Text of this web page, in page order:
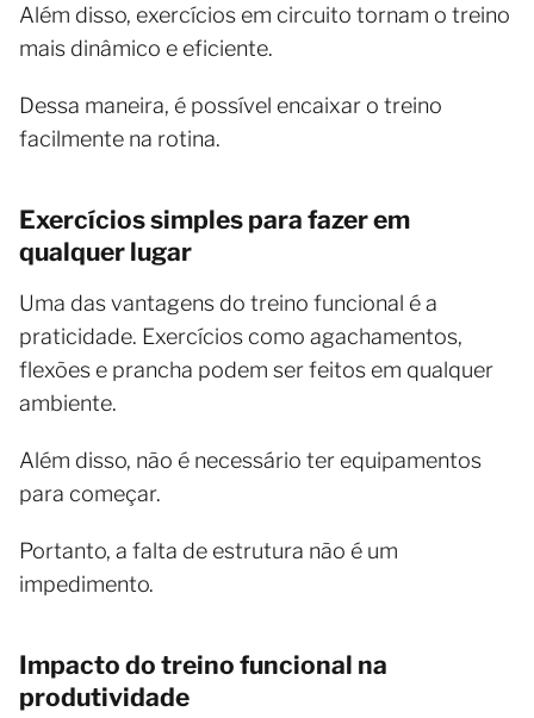
Além disso, exercícios em circuito tornam o treino
mais dinâmico e eficiente.
Dessa maneira, é possível encaixar o treino
facilmente na rotina.
Exercícios simples para fazer em
qualquer lugar
Uma das vantagens do treino funcional é a
praticidade. Exercícios como agachamentos,
flexões e prancha podem ser feitos em qualquer
ambiente.
Além disso, não é necessário ter equipamentos
para começar.
Portanto, a falta de estrutura não é um
impedimento.
Impacto do treino funcional na
produtividade